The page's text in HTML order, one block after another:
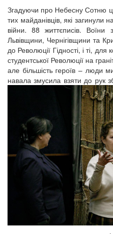
Згадуючи про Небесну Сотню
тих майданівців, які загинули
війни. 88 життєписів. Воїни
Львівщини, Чернігівщини та
до Революції Гідності, і ті,
студентської Революції на
але більшість героїв – люди
навала змусила взяти до рук